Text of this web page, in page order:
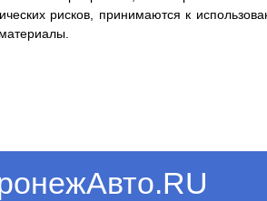
рисков, принимаются к